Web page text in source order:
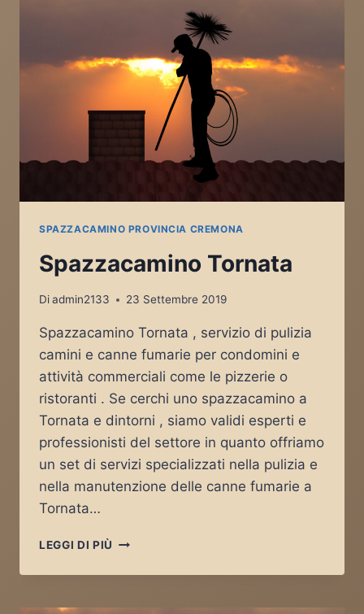
SPAZZACAMINO PROVINCIA CREMONA
Spazzacamino Tornata
Diadmin2133 23 Settembre 2019
Spazzacamino Tornata , servizio di pulizia
camini e canne fumarie per condomini e
attività commerciali come le pizzerie o
ristoranti . Se cerchi uno spazzacamino a
Tornata e dintorni , siamo validi esperti e
professionisti del settore in quanto offriamo
un set di servizi specializzati nella pulizia e
nella manutenzione delle canne fumarie a
Tornata…
LEGGI DI PIÙ SPAZZACAMINO